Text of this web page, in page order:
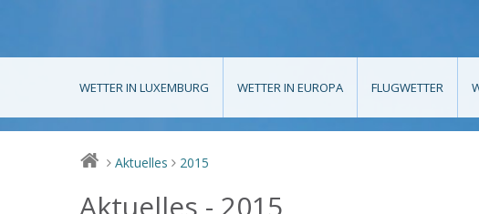
WETTER IN LUXEMBURG WETTER IN EUROPA FLUGWETTER
> Aktuelles > 2015
Aktuelles - 2015